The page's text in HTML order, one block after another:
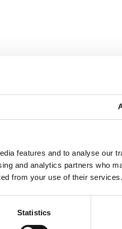
features and to analyse our
and analytics partners who
from your use of their services.
Statistics
B5 HW W